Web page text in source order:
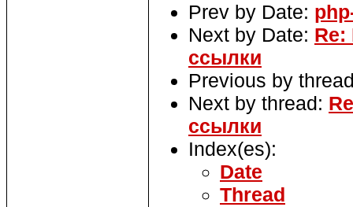
Prev by Date:
Next by Date: Re:
ссылки
Previous by
Next by thread:
ссылки
Index(es):
Date
Thread